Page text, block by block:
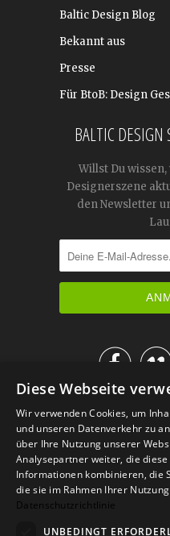
Baltic Design Blog
Bekannt aus
Presse
Für BtoB: Design
BALTIC
Willst Du
Designerszene
den Newsletter

IM KATALOG
Diese Webseite
Wir verwenden Cookies, um
und unseren Datenverkehr zu
über Ihre Nutzung unserer
Analysepartner weiter, die
Informationen kombinieren, die
die sie im Rahmen Ihrer
Datenschutzrichtlinie
UNBEDINGT